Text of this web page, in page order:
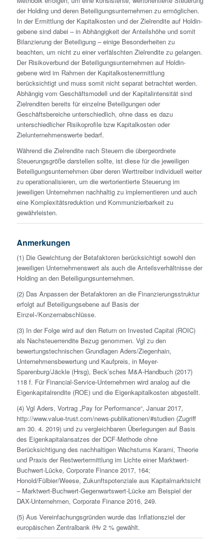
der Holding und deren Beteiligungs­unternehmen zu ermöglichen.
In der Ermittlung der Kapital­kosten und der Zielrendite auf Holdin­
gebene sind dabei – in Abhängigkeit der Anteilshöhe und somit
Bilanzierung der Beteiligung – einige Besonderheiten zu
beachten, um nicht zu einer verfälschten Zielrendite zu gelangen.
Der Risikoverbund der Beteiligungs­unternehmen auf Holdin­
gebene wird im Rahmen der Kapital­kostenermittlung
berücksichtigt und muss somit nicht separat betrachtet werden.
Abhängig vom Geschäftsmodell und der Kapitalintensität sind
Zielrenditen bereits für einzelne Beteiligungen oder
Geschäftsbereiche unterschiedlich, ohne dass es dazu
unterschiedlicher Risikoprofile bzw Kapital­kosten oder
Zielunternehmens­werte bedarf.
Während die Zielrendite nach Steuern die übergeordnete
Steuerungsgröße darstellen sollte, ist diese für die jeweiligen
Beteiligungs­unternehmen über deren Werttreiber individuell weiter
zu operationalisieren, um die wertorientierte Steuerung im
jeweiligen Unternehmen nachhaltig zu implementieren und auch
eine Komplexitätsreduktion und Kommunizierbarkeit zu
gewährleisten.
Anmerkungen
(1) Die Gewichtung der Betafaktoren berücksichtigt sowohl den
jeweiligen Unternehmens­wert als auch die Anteils­verhältnisse der
Holding an den Beteiligungs­unternehmen.
(2) Das Anpassen der Betafaktoren an die Finanzierungsstruktur
erfolgt auf Beteiligungsebene auf Basis der
Einzel-/Konzernabschlüsse.
(3) In der Folge wird auf den Return on Invested Capital (ROIC)
als Nachsteuerrendite Bezug genommen. Vgl zu den
bewertungstechnischen Grundlagen Aders/Ziegenhain,
Unternehmens­bewertung und Kaufpreis, in Meyer-
Sparenburg/Jäckle (Hrsg), Beck’sches M&A-Handbuch (2017)
118 f. Für Financial-Service-Unternehmen wird analog auf die
Eigen­kapitalrendite (ROE) und die Eigen­kapitalkosten abgestellt.
(4) Vgl Aders, Vortrag „Pay for Performance“, Januar 2017,
http://www.value-trust.com/news-publikationen/#studien (Zugriff
am 30. 4. 2019) und zu vergleichbaren Überlegungen auf Basis
des Eigen­kapitalansatzes der DCF-Methode ohne
Berücksichtigung des nachhaltigen Wachstums Karami, Theorie
und Praxis der Restwert­ermittlung im Lichte einer Markt­wert-
Buchwert-Lücke, Corporate Finance 2017, 164;
Honold/Fülbier/Weese, Zukunftspotenziale aus Kapitalmarktsicht
– Markt­wert-Buchwert-Gegenw­artswert-Lücke am Beispiel der
DAX-Unternehmen, Corporate Finance 2016, 249.
(5) Aus Vereinfachungsgründen wurde das Inflationsziel der
europäischen Zentralbank iHv 2 % gewählt.